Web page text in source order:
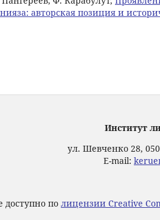
авторская позиция и
Институт
ул. Шевченко 28,
E-mail:
доступно по лицензии Creative